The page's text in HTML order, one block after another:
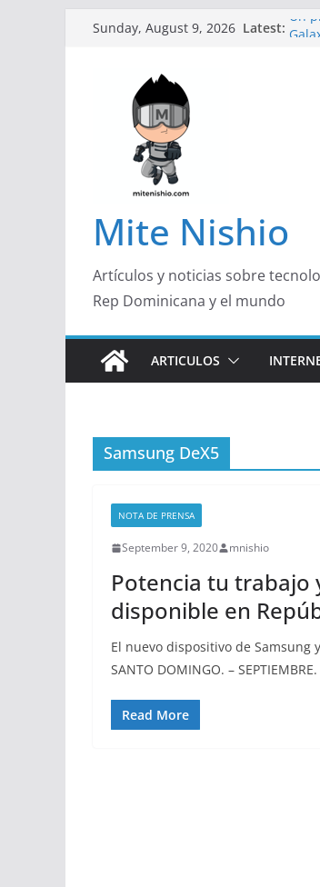
Sunday, August 9, 2026 Latest: Un
Mite Nishio
Artículos y noticias sobre
Rep Dominicana y el mundo
ARTICULOS
Samsung DeX5
NOTA DE PRENSA
September 9, 2020 mnishio
Potencia tu trabajo
disponible en
El nuevo dispositivo de Samsung
SANTO DOMINGO. –
Read More